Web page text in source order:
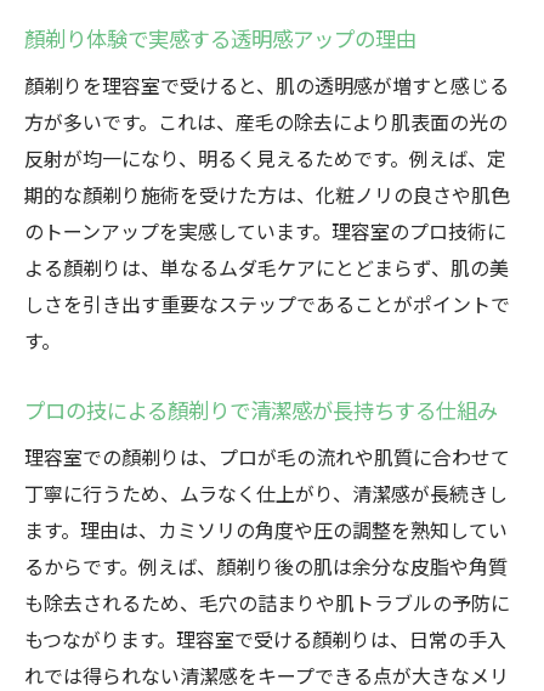
メンズもレディースも満足の顏剃り効果
メンズ顏剃りとレディース顏剃りの効果の
違い
顏剃りが男性にも女性にもおすすめな理由
レディースシェービングで化粧ノリが向上
する仕組み
男女問わず理容室の顏剃りで得られる満足
感
顏剃りサービスを選ぶ際のポイント解説
顏剃りの施術内容と料金を比較するポイン
ト
理容室選びで重視するべき顏剃り技術と対
応力
顏剃り体験で実感する透明感アップの理由
顏剃りを理容室で受けると、肌の透明感が増すと感じる
方が多いです。これは、産毛の除去により肌表面の光の
反射が均一になり、明るく見えるためです。例えば、定
期的な顏剃り施術を受けた方は、化粧ノリの良さや肌色
のトーンアップを実感しています。理容室のプロ技術に
よる顏剃りは、単なるムダ毛ケアにとどまらず、肌の美
しさを引き出す重要なステップであることがポイントで
す。
プロの技による顏剃りで清潔感が長持ちする仕組み
理容室での顏剃りは、プロが毛の流れや肌質に合わせて
丁寧に行うため、ムラなく仕上がり、清潔感が長続きし
ます。理由は、カミソリの角度や圧の調整を熟知してい
るからです。例えば、顏剃り後の肌は余分な皮脂や角質
も除去されるため、毛穴の詰まりや肌トラブルの予防に
もつながります。理容室で受ける顏剃りは、日常の手入
れでは得られない清潔感をキープできる点が大きなメリ